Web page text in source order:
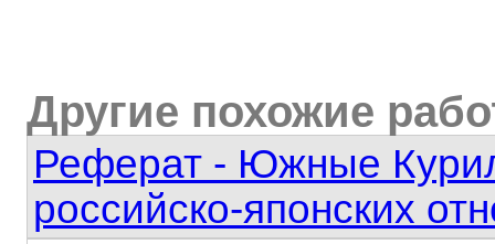
Другие похожие
Реферат - Южные
российско-японских